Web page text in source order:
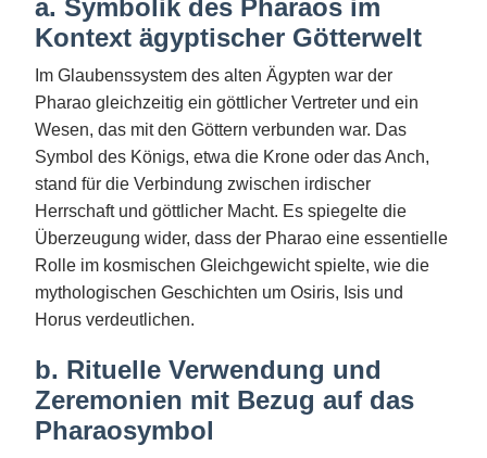
a. Symbolik des Pharaos im
Kontext ägyptischer Götterwelt
Im Glaubenssystem des alten Ägypten war der
Pharao gleichzeitig ein göttlicher Vertreter und ein
Wesen, das mit den Göttern verbunden war. Das
Symbol des Königs, etwa die Krone oder das Anch,
stand für die Verbindung zwischen irdischer
Herrschaft und göttlicher Macht. Es spiegelte die
Überzeugung wider, dass der Pharao eine essentielle
Rolle im kosmischen Gleichgewicht spielte, wie die
mythologischen Geschichten um Osiris, Isis und
Horus verdeutlichen.
b. Rituelle Verwendung und
Zeremonien mit Bezug auf das
Pharaosymbol